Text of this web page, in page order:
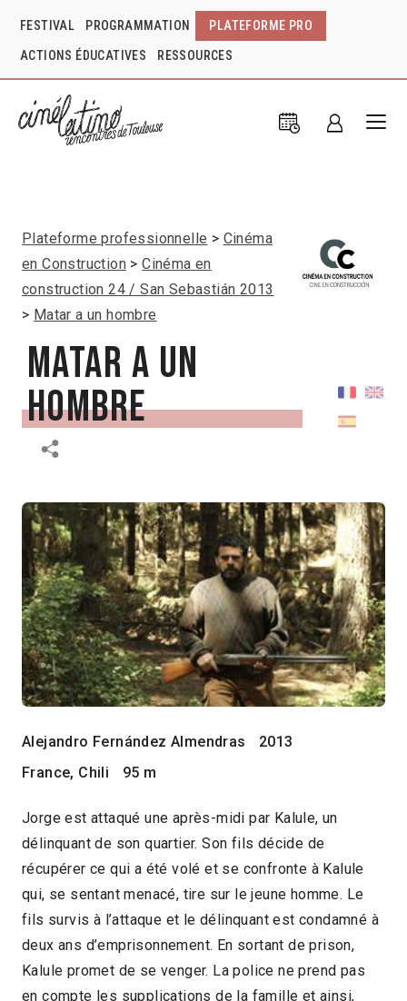
FESTIVAL PROGRAMMATION PLATEFORME PRO
ACTIONS ÉDUCATIVES RESSOURCES
Plateforme professionnelle
Cinéma
en Construction
Cinéma en
construction 24 / San Sebastián 2013
Matar a un hombre
Matar a un
hombre
Alejandro Fernández Almendras
2013
France, Chili
95 m
Jorge est attaqué une après-midi par Kalule, un
délinquant de son quartier. Son fils décide de
récupérer ce qui a été volé et se confronte à Kalule
qui, se sentant menacé, tire sur le jeune homme. Le
fils survis à l’attaque et le délinquant est condamné à
deux ans d’emprisonnement. En sortant de prison,
Kalule promet de se venger. La police ne prend pas
en compte les supplications de la famille et ainsi,